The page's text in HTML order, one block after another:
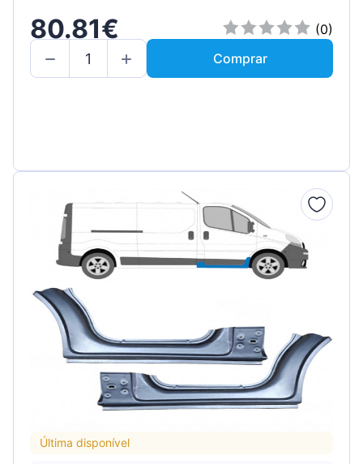
80.81€
(0)
Comprar
Última disponível